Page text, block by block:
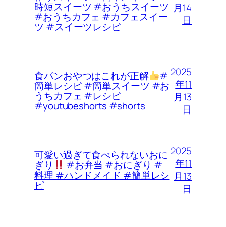
時短スイーツ #おうちスイーツ
#おうちカフェ #カフェスイー
ツ #スイーツレシピ
月14
日
食パンおやつはこれが正解 #
簡単レシピ #簡単スイーツ #お
うちカフェ #レシピ
#youtubeshorts #shorts
2025
年11
月13
日
可愛い過ぎて食べられないおに
ぎり #お弁当 #おにぎり #
料理 #ハンドメイド #簡単レシ
ピ
2025
年11
月13
日